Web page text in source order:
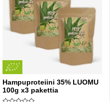
Hampuproteiini 35% LUOMU
100g x3 pakettia